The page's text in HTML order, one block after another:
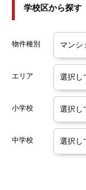
京阪交野線
阪急神戸線
阪急宝塚線
阪急京都線
阪急今津線
阪急甲陽線
学校区から探す
物件種別
エリア
小学校
中学校